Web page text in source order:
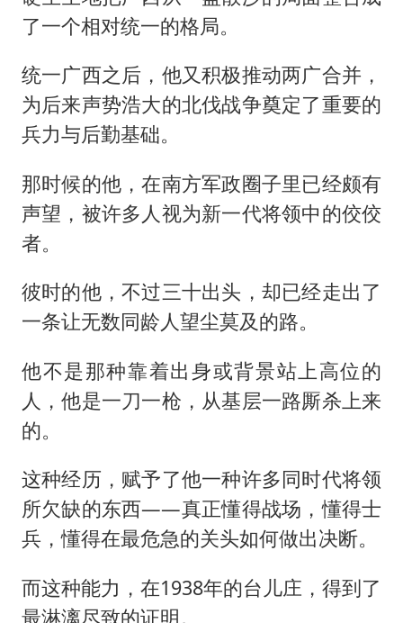
了一个相对统一的格局。
统一广西之后，他又积极推动两广合并，
为后来声势浩大的北伐战争奠定了重要的
兵力与后勤基础。
那时候的他，在南方军政圈子里已经颇有
声望，被许多人视为新一代将领中的佼佼
者。
彼时的他，不过三十出头，却已经走出了
一条让无数同龄人望尘莫及的路。
他不是那种靠着出身或背景站上高位的
人，他是一刀一枪，从基层一路厮杀上来
的。
这种经历，赋予了他一种许多同时代将领
所欠缺的东西——真正懂得战场，懂得士
兵，懂得在最危急的关头如何做出决断。
而这种能力，在1938年的台儿庄，得到了
最淋漓尽致的证明。